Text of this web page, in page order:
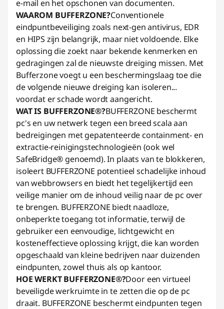
e-mail en het opschonen van documenten.
WAAROM BUFFERZONE?Conventionele
eindpuntbeveiliging zoals next-gen antivirus, EDR
en HIPS zijn belangrijk, maar niet voldoende. Elke
oplossing die zoekt naar bekende kenmerken en
gedragingen zal de nieuwste dreiging missen. Met
Bufferzone voegt u een beschermingslaag toe die
de volgende nieuwe dreiging kan isoleren...
voordat er schade wordt aangericht.
WAT IS BUFFERZONE®?BUFFERZONE beschermt
pc's en uw netwerk tegen een breed scala aan
bedreigingen met gepatenteerde containment- en
extractie-reinigingstechnologieën (ook wel
SafeBridge® genoemd). In plaats van te blokkeren,
isoleert BUFFERZONE potentieel schadelijke inhoud
van webbrowsers en biedt het tegelijkertijd een
veilige manier om de inhoud veilig naar de pc over
te brengen. BUFFERZONE biedt naadloze,
onbeperkte toegang tot informatie, terwijl de
gebruiker een eenvoudige, lichtgewicht en
kosteneffectieve oplossing krijgt, die kan worden
opgeschaald van kleine bedrijven naar duizenden
eindpunten, zowel thuis als op kantoor.
HOE WERKT BUFFERZONE®?Door een virtueel
beveiligde werkruimte in te zetten die op de pc
draait. BUFFERZONE beschermt eindpunten tegen